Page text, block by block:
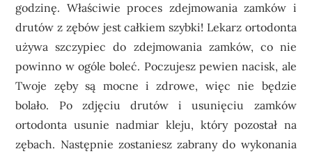
godzinę. Właściwie proces zdejmowania zamków i
drutów z zębów jest całkiem szybki! Lekarz ortodonta
używa szczypiec do zdejmowania zamków, co nie
powinno w ogóle boleć. Poczujesz pewien nacisk, ale
Twoje zęby są mocne i zdrowe, więc nie będzie
bolało. Po zdjęciu drutów i usunięciu zamków
ortodonta usunie nadmiar kleju, który pozostał na
zębach. Następnie zostaniesz zabrany do wykonania